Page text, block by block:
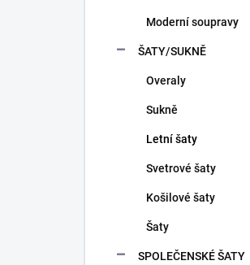
Moderní soupravy
ŠATY/SUKNĚ
Overaly
Sukně
Letní šaty
Svetrové šaty
Košilové šaty
Šaty
SPOLEČENSKÉ ŠATY